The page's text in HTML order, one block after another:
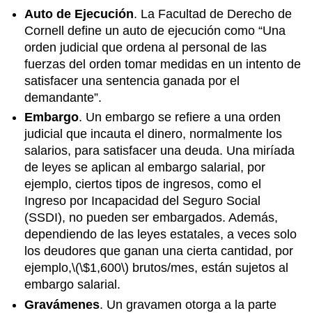
Auto de Ejecución. La Facultad de Derecho de
Cornell define un auto de ejecución como “Una
orden judicial que ordena al personal de las
fuerzas del orden tomar medidas en un intento de
satisfacer una sentencia ganada por el
demandante”.
Embargo. Un embargo se refiere a una orden
judicial que incauta el dinero, normalmente los
salarios, para satisfacer una deuda. Una miríada
de leyes se aplican al embargo salarial, por
ejemplo, ciertos tipos de ingresos, como el
Ingreso por Incapacidad del Seguro Social
(SSDI), no pueden ser embargados. Además,
dependiendo de las leyes estatales, a veces solo
los deudores que ganan una cierta cantidad, por
ejemplo,\(\$1,600\) brutos/mes, están sujetos al
embargo salarial.
Gravámenes. Un gravamen otorga a la parte